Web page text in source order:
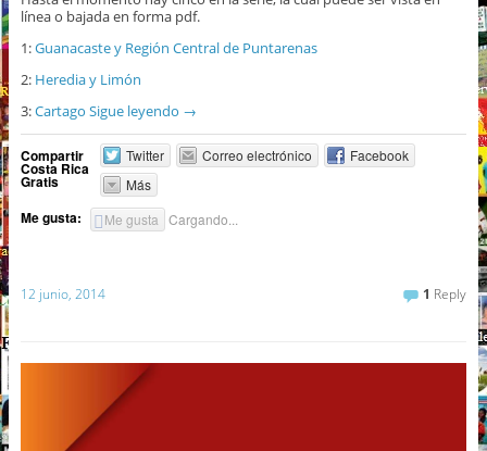
línea o bajada en forma pdf.
1:Guanacaste y Región Central de Puntarenas
2: Heredia y Limón
3:Cartago Sigue leyendo →
Compartir
Costa Rica
Gratis
Twitter Correo electrónico
Facebook
Más
Me gusta: Me gusta Cargando...
12 junio, 2014 1 Reply